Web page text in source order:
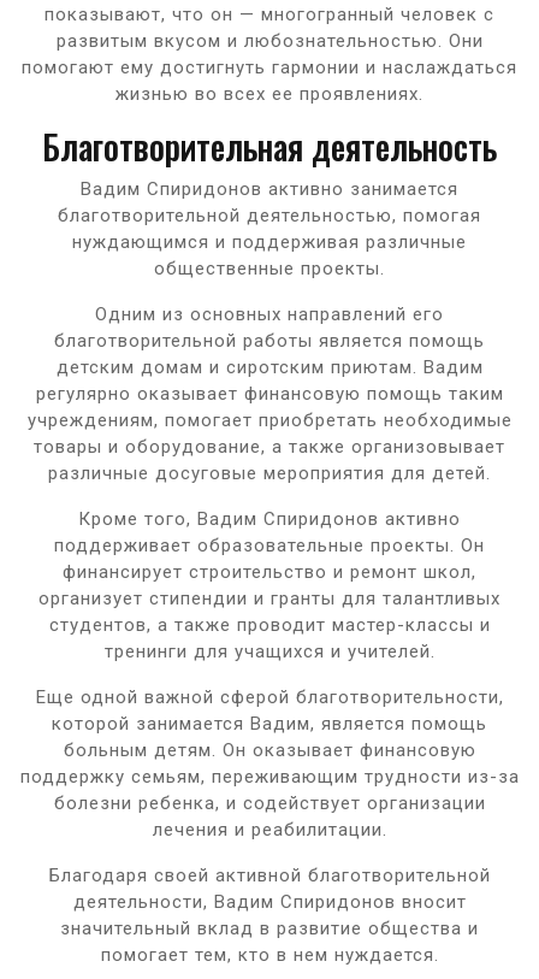
показывают, что он — многогранный человек с
развитым вкусом и любознательностью. Они
помогают ему достигнуть гармонии и наслаждаться
жизнью во всех ее проявлениях.
Благотворительная деятельность
Вадим Спиридонов активно занимается
благотворительной деятельностью, помогая
нуждающимся и поддерживая различные
общественные проекты.
Одним из основных направлений его
благотворительной работы является помощь
детским домам и сиротским приютам. Вадим
регулярно оказывает финансовую помощь таким
учреждениям, помогает приобретать необходимые
товары и оборудование, а также организовывает
различные досуговые мероприятия для детей.
Кроме того, Вадим Спиридонов активно
поддерживает образовательные проекты. Он
финансирует строительство и ремонт школ,
организует стипендии и гранты для талантливых
студентов, а также проводит мастер-классы и
тренинги для учащихся и учителей.
Еще одной важной сферой благотворительности,
которой занимается Вадим, является помощь
больным детям. Он оказывает финансовую
поддержку семьям, переживающим трудности из-за
болезни ребенка, и содействует организации
лечения и реабилитации.
Благодаря своей активной благотворительной
деятельности, Вадим Спиридонов вносит
значительный вклад в развитие общества и
помогает тем, кто в нем нуждается.